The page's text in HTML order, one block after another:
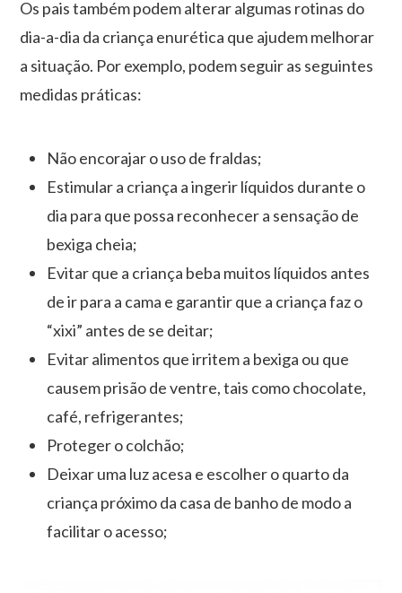
Os pais também podem alterar algumas rotinas do
dia-a-dia da criança enurética que ajudem melhorar
a situação. Por exemplo, podem seguir as seguintes
medidas práticas:
Não encorajar o uso de fraldas;
Estimular a criança a ingerir líquidos durante o
dia para que possa reconhecer a sensação de
bexiga cheia;
Evitar que a criança beba muitos líquidos antes
de ir para a cama e garantir que a criança faz o
“xixi” antes de se deitar;
Evitar alimentos que irritem a bexiga ou que
causem prisão de ventre, tais como chocolate,
café, refrigerantes;
Proteger o colchão;
Deixar uma luz acesa e escolher o quarto da
criança próximo da casa de banho de modo a
facilitar o acesso;